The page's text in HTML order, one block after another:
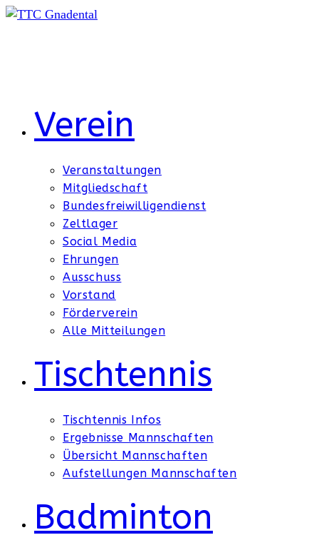
Zum
Verein
Veranstaltungen
Mitgliedschaft
Bundesfreiwilligendienst
Zeltlager
Social Media
Ehrungen
Ausschuss
Vorstand
Förderverein
Alle Mitteilungen
Tischtennis
Tischtennis Infos
Ergebnisse Mannschaften
Übersicht Mannschaften
Aufstellungen Mannschaften
Badminton